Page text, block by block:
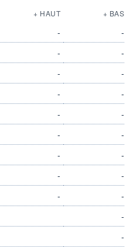
+ HAUT + BAS
-
-
-
-
-
-
-
-
-
-
-
-
-
-
-
-
-
-
-
-